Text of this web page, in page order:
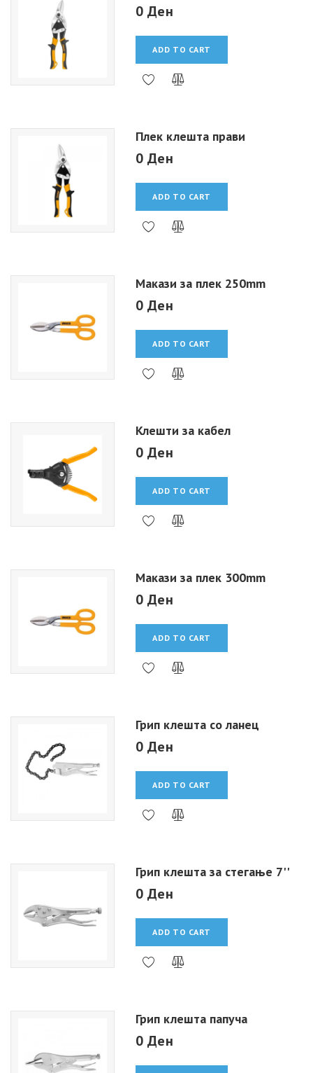
0 Ден
ADD TO CART
Плек клешта прави
0 Ден
ADD TO CART
Макази за плек 250mm
0 Ден
ADD TO CART
Клешти за кабел
0 Ден
ADD TO CART
Макази за плек 300mm
0 Ден
ADD TO CART
Грип клешта со ланец
0 Ден
ADD TO CART
Грип клешта за стегање 7''
0 Ден
ADD TO CART
Грип клешта папуча
0 Ден